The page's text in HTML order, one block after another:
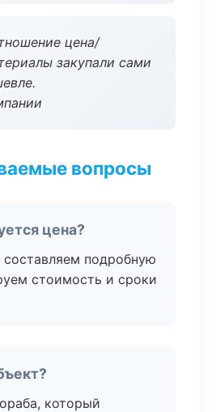
цена/
закупали сами
вопросы
цена?
подробную
стоимость и сроки
который